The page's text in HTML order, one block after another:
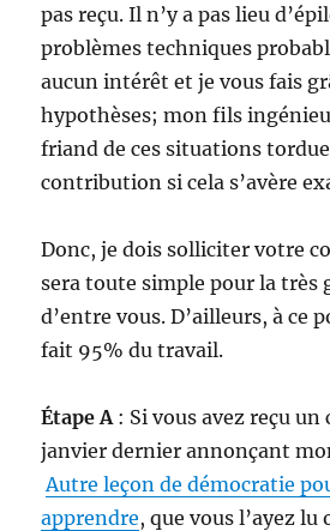
pas reçu. Il n’y a pas lieu
problèmes techniques
aucun intérêt et je vous fais
hypothèses; mon fils
friand de ces situations
contribution si cela s’avère
Donc, je dois solliciter votre
sera toute simple pour la très
d’entre vous. D’ailleurs, à ce
fait 95% du travail.
Étape A : Si vous avez reçu un
janvier dernier annonçant
Autre leçon de démocratie
apprendre, que vous l’ayez lu